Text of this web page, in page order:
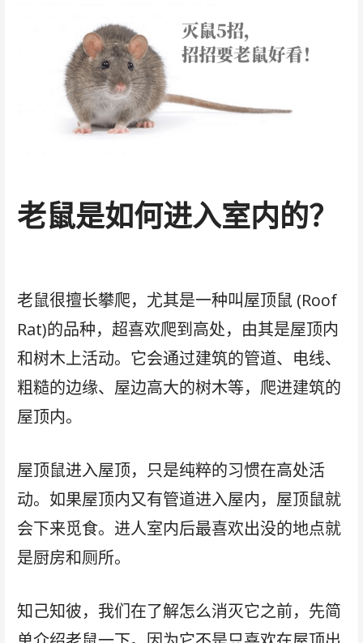
老鼠是如何进入室内的？
老鼠很擅长攀爬，尤其是一种叫屋顶鼠 (Roof
Rat)的品种，超喜欢爬到高处，由其是屋顶内
和树木上活动。它会通过建筑的管道、电线、
粗糙的边缘、屋边高大的树木等，爬进建筑的
屋顶内。
屋顶鼠进入屋顶，只是纯粹的习惯在高处活
动。如果屋顶内又有管道进入屋内，屋顶鼠就
会下来觅食。进人室内后最喜欢出没的地点就
是厨房和厕所。
知己知彼，我们在了解怎么消灭它之前，先简